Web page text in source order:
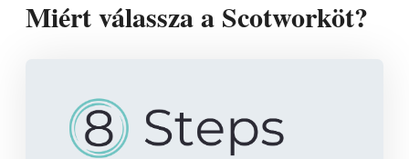
Miért válassza a Scotworköt?